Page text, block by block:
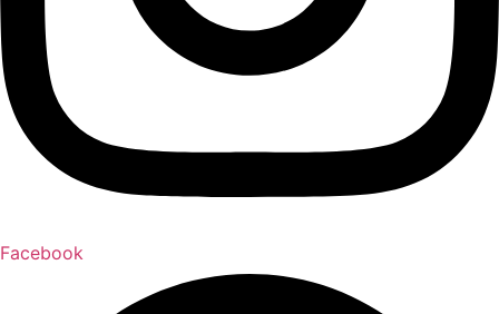
Facebook